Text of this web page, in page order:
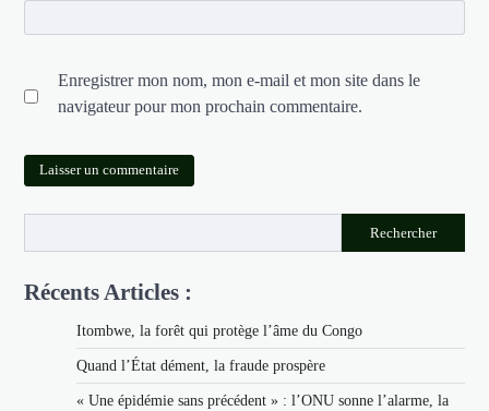
Enregistrer mon nom, mon e-mail et mon site dans le
navigateur pour mon prochain commentaire.
Rechercher
Récents Articles :
Itombwe, la forêt qui protège l’âme du Congo
Quand l’État dément, la fraude prospère
« Une épidémie sans précédent » : l’ONU sonne l’alarme, la